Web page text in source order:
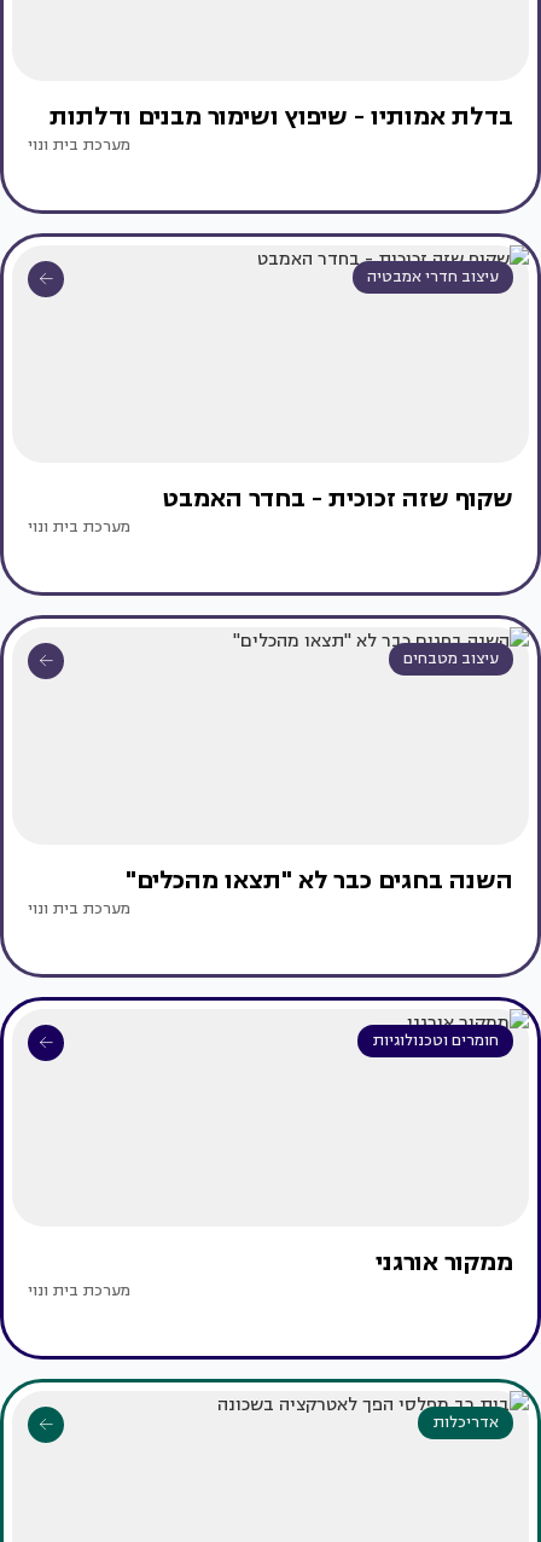
בדלת אמותיו - שיפוץ ושימור מבנים ודלתות
מערכת בית ונוי
עיצוב חדרי אמבטיה
שקוף שזה זכוכית - בחדר האמבט
מערכת בית ונוי
עיצוב מטבחים
השנה בחגים כבר לא "תצאו מהכלים"
מערכת בית ונוי
חומרים וטכנולוגיות
ממקור אורגני
מערכת בית ונוי
אדריכלות